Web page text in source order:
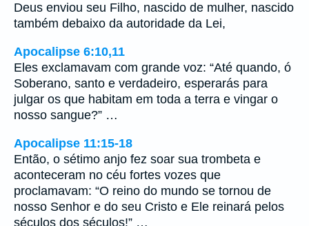
Deus enviou seu Filho, nascido de mulher, nascido
também debaixo da autoridade da Lei,
Apocalipse 6:10,11
Eles exclamavam com grande voz: “Até quando, ó
Soberano, santo e verdadeiro, esperarás para
julgar os que habitam em toda a terra e vingar o
nosso sangue?” …
Apocalipse 11:15-18
Então, o sétimo anjo fez soar sua trombeta e
aconteceram no céu fortes vozes que
proclamavam: “O reino do mundo se tornou de
nosso Senhor e do seu Cristo e Ele reinará pelos
séculos dos séculos!” …